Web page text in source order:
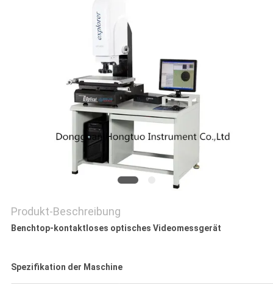
Produkt-Beschreibung
Benchtop-kontaktloses optisches Videomessgerät
Spezifikation der Maschine